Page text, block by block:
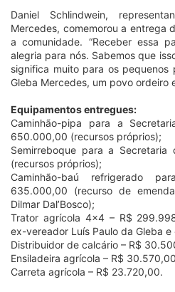
Daniel Schlindwein,
Mercedes, comemorou a entrega
a comunidade. “Receber essa
alegria para nós. Sabemos que
significa muito para os pequenos
Gleba Mercedes, um povo ordeiro
Equipamentos entregues:
Caminhão-pipa para a
650.000,00 (recursos próprios);
Semirreboque para a
(recursos próprios);
Caminhão-baú refrigerado
635.000,00 (recurso de
Dilmar Dal’Bosco);
Trator agrícola 4x4 – R$
ex-vereador Luís Paulo da Gleba
Distribuidor de calcário – R$
Ensiladeira agrícola – R$
Carreta agrícola – R$ 23.720,00.